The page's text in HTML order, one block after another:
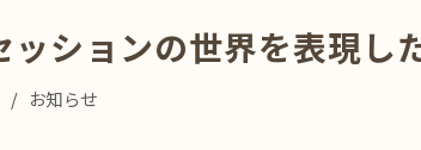
ッションの世界を表現し
お知らせ